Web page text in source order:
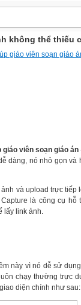
không thể thiếu
giáo viên soạn giáo án
dàng, nó nhỏ gọn
và upload trực tiếp
là công cụ
lấy link ảnh.
này vì nó dễ sử
chạy thường trực
diện chính như sau: